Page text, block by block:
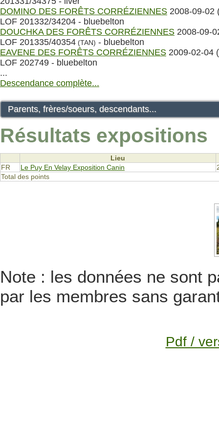
DOMINO DES FORÊTS CORRÉZIENNES 2008-09-02
LOF 201332/34204 - bluebelton
DOUCHKA DES FORÊTS CORRÉZIENNES 2008-09-
LOF 201335/40354 (TAN) - bluebelton
EAVENE DES FORÊTS CORRÉZIENNES 2009-02-04
LOF 202749 - bluebelton
...
Descendance complète...
Parents, frères/soeurs, descendants...
Résultats expositions
Lieu
FR
Le Puy En Velay Exposition Canin
Total des points
Note : les données ne sont
par les membres sans
Pdf /